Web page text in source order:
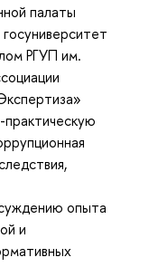
палаты
РГУП им.
опыта
и